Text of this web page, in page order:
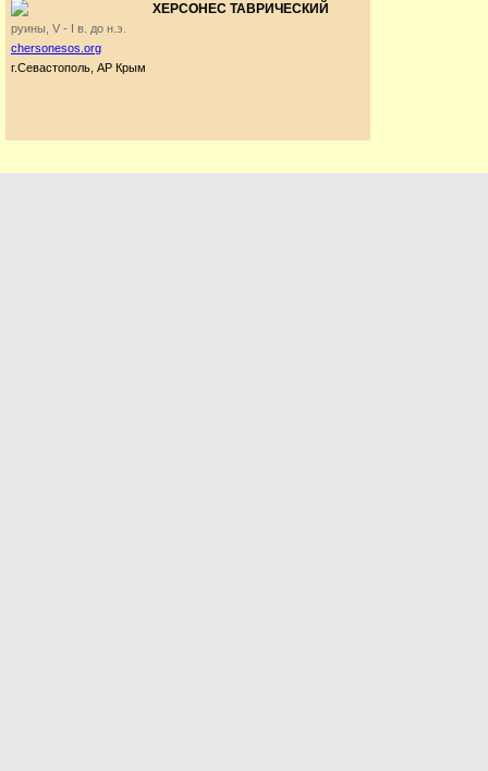
ХЕРСОНЕС ТАВРИЧЕСКИЙ
руины, V - I в. до н.э.
chersonesos.org
г.Севастополь, АР Крым